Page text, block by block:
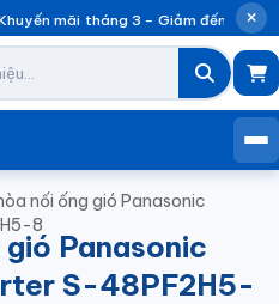
mãi tháng 3 – Giảm đến 30%
nối ống gió Panasonic
8
Panasonic
S-48PF2H5-